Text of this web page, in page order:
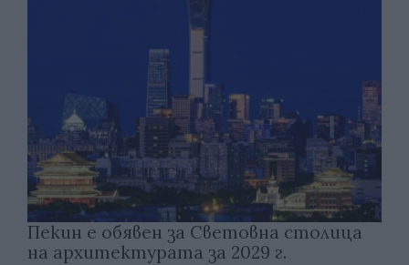
Пекин е обявен за Световна столица
на архитектурата за 2029 г.